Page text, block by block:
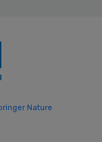
Nature